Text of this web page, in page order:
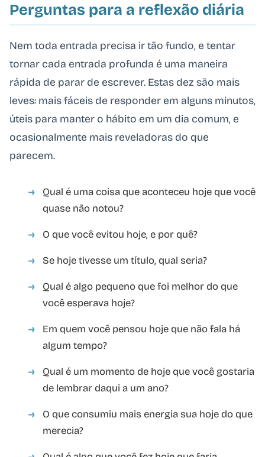
Perguntas para a reflexão diária
Nem toda entrada precisa ir tão fundo, e tentar
tornar cada entrada profunda é uma maneira
rápida de parar de escrever. Estas dez são mais
leves: mais fáceis de responder em alguns minutos,
úteis para manter o hábito em um dia comum, e
ocasionalmente mais reveladoras do que
parecem.
Qual é uma coisa que aconteceu hoje que você
quase não notou?
O que você evitou hoje, e por quê?
Se hoje tivesse um título, qual seria?
Qual é algo pequeno que foi melhor do que
você esperava hoje?
Em quem você pensou hoje que não fala há
algum tempo?
Qual é um momento de hoje que você gostaria
de lembrar daqui a um ano?
O que consumiu mais energia sua hoje do que
merecia?